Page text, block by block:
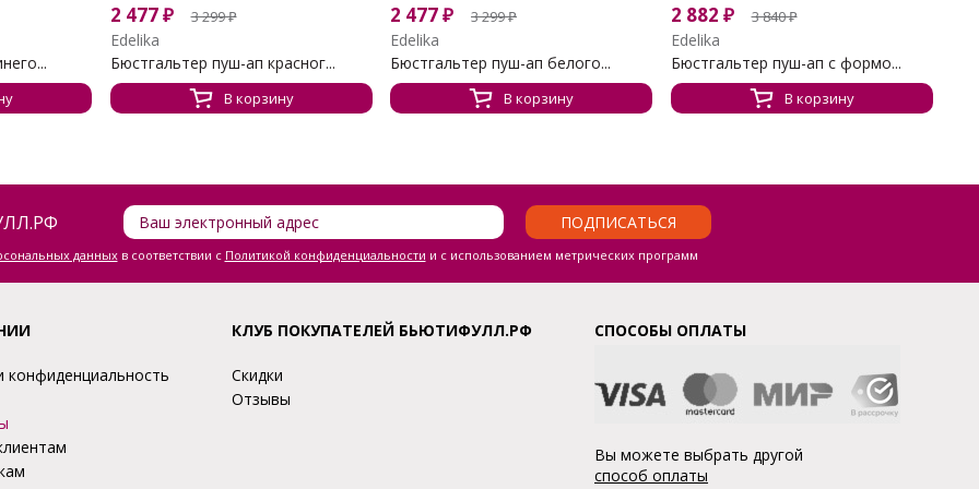
2 477₽ 3 299₽
Edelika
Бюстгальтер пуш-ап красног...
В корзину
2 477₽ 3 299₽
Edelika
Бюстгальтер пуш-ап белого...
В корзину
2 882 ₽ 3 840₽
Edelika
Бюстгальтер пуш-ап с формо...
В корзину
ПОДПИСАТЬСЯ
данныхв соответствии с Политикой конфиденциальности и с использованием метрических программ
конфиденциальность
КЛУБ ПОКУПАТЕЛЕЙ БЬЮТИФУЛЛ.РФ
Скидки
Отзывы
СПОСОБЫ ОПЛАТЫ
Вы можете выбрать другой
способ оплаты